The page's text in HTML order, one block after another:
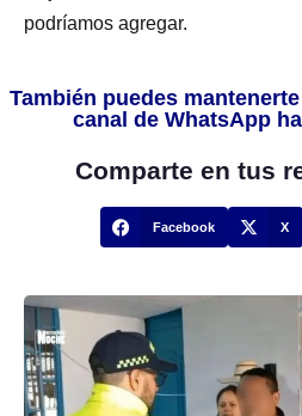
podríamos agregar.
También puedes
canal de WhatsApp
Comparte en tus
Facebook X